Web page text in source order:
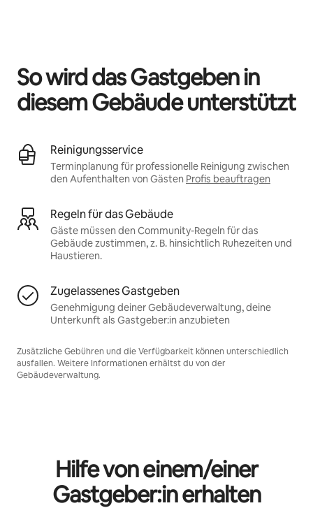
So wird das Gastgeben in
diesem Gebäude unterstützt
Reinigungsservice
Terminplanung für professionelle Reinigung zwischen
den Aufenthalten von Gästen Profis beauftragen
Regeln für das Gebäude
Gäste müssen den Community-Regeln für das
Gebäude zustimmen, z. B. hinsichtlich Ruhezeiten und
Haustieren.
Zugelassenes Gastgeben
Genehmigung deiner Gebäudeverwaltung, deine
Unterkunft als Gastgeber:in anzubieten
Zusätzliche Gebühren und die Verfügbarkeit können unterschiedlich
ausfallen. Weitere Informationen erhältst du von der
Gebäudeverwaltung.
Hilfe von einem/einer
Gastgeber:in erhalten